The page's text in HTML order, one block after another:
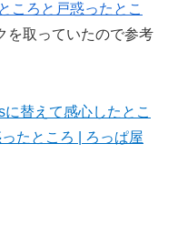
ころと戸惑ったとこ
を取っていたので参考
に替えて感心したとこ
たところ | ろっぱ屋